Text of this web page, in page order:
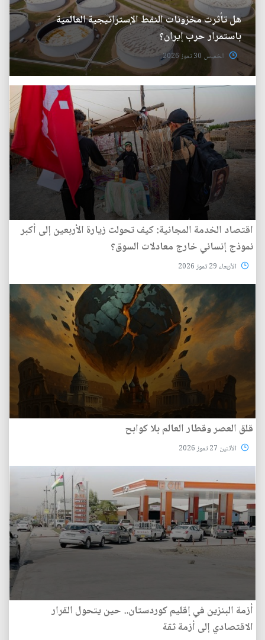
هل تأثرت مخزونات النفط الإستراتيجية العالمية
باستمرار حرب إيران؟
الخميس 30 تموز 2026
اقتصاد الخدمة المجانية: كيف تحولت زيارة الأربعين إلى أكبر
نموذج إنساني خارج معادلات السوق؟
الأربعاء 29 تموز 2026
قلق العصر وقطار العالم بلا كوابح
الأثنين 27 تموز 2026
أزمة البنزين في إقليم كوردستان.. حين يتحول القرار
الاقتصادي إلى أزمة ثقة